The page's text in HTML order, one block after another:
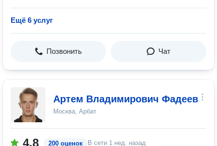
Ещё 6 услуг
Позвонить Чат
Артем Владимирович Фадеев
Москва, Арбат
4.8 200 оценок В сети 1 нед. назад